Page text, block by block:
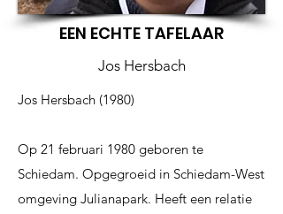
EEN ECHTE TAFELAAR
Jos Hersbach
Jos Hersbach (1980)
Op 21 februari 1980 geboren te
Schiedam. Opgegroeid in Schiedam-West
omgeving Julianapark. Heeft een relatie